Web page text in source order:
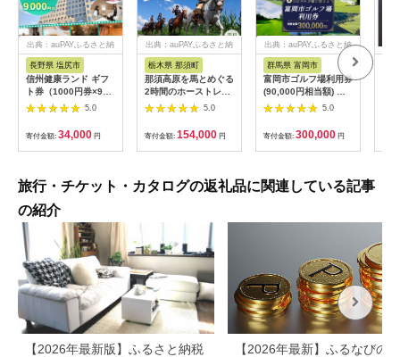
出典：auPAYふるさと納
長野県 塩尻市
信州健康ランド ギフ
ト券（1000円券×9
枚） | 信州健康ランド
サウナ 大浴場 ボディ
ケア リラクゼーショ
ン 施設 宿泊 家族連れ
長野県 塩尻市
5.0
寄付金額: 34,000 円
出典：auPAYふるさと納
栃木県 那須町
那須高原を馬とめぐる
2時間のホーストレッ
キング 外乗ペア利用
券【平日限定】チケッ
ト 利用券 ペア 体験
乗馬 初心者歓迎〔P-
100〕
5.0
寄付金額: 154,000 円
出典：auPAYふるさと納
群馬県 富岡市
富岡市ゴルフ場利用券
(90,000円相当額) ゴ
ルフ チケット 平日 土
日 祝日 プレー券 関東
群馬県 首都圏 F20E-
350
5.0
寄付金額: 300,000 円
旅行・チケット・カタログの返礼品に関連している記事
の紹介
【2026年最新版】ふるさと納税
【2026年最新】ふるなびの